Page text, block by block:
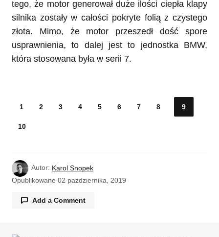
tego, że motor generował duże ilości ciepła klapy
silnika zostały w całości pokryte folią z czystego
złota. Mimo, że motor przeszedł dość spore
usprawnienia, to dalej jest to jednostka BMW,
która stosowana była w serii 7.
1 2 3 4 5 6 7 8 9
10
Autor: Karol Snopek
Opublikowane 02 października, 2019
Add a Comment